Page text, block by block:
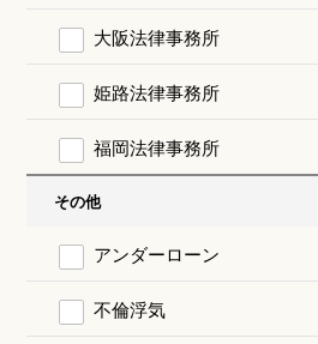
大阪法律事務所
姫路法律事務所
福岡法律事務所
その他
アンダーローン
不倫浮気